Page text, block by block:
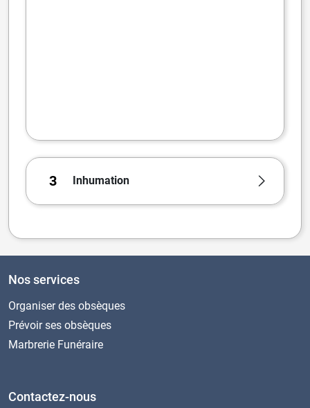
3 Inhumation
Nos services
Organiser des obsèques
Prévoir ses obsèques
Marbrerie Funéraire
Contactez-nous